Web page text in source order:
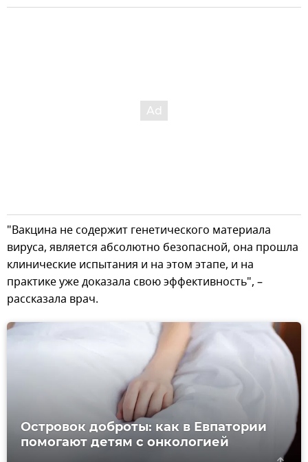
"Вакцина не содержит генетического материала
вируса, является абсолютно безопасной, она прошла
клинические испытания и на этом этапе, и на
практике уже доказала свою эффективность", –
рассказала врач.
Островок доброты: как в Евпатории
помогают детям с онкологией